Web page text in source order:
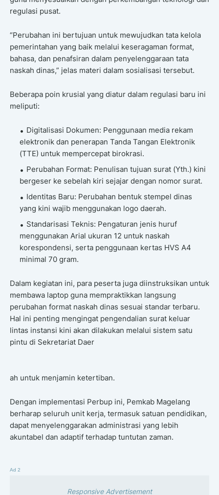
regulasi pusat.
“Perubahan ini bertujuan untuk mewujudkan tata kelola
pemerintahan yang baik melalui keseragaman format,
bahasa, dan penafsiran dalam penyelenggaraan tata
naskah dinas,” jelas materi dalam sosialisasi tersebut.
Beberapa poin krusial yang diatur dalam regulasi baru ini
meliputi:
Digitalisasi Dokumen: Penggunaan media rekam
elektronik dan penerapan Tanda Tangan Elektronik
(TTE) untuk mempercepat birokrasi.
Perubahan Format: Penulisan tujuan surat (Yth.) kini
bergeser ke sebelah kiri sejajar dengan nomor surat.
Identitas Baru: Perubahan bentuk stempel dinas
yang kini wajib menggunakan logo daerah.
Standarisasi Teknis: Pengaturan jenis huruf
menggunakan Arial ukuran 12 untuk naskah
korespondensi, serta penggunaan kertas HVS A4
minimal 70 gram.
Dalam kegiatan ini, para peserta juga diinstruksikan untuk
membawa laptop guna mempraktikkan langsung
perubahan format naskah dinas sesuai standar terbaru.
Hal ini penting mengingat pengendalian surat keluar
lintas instansi kini akan dilakukan melalui sistem satu
pintu di Sekretariat Daer
ah untuk menjamin ketertiban.
Dengan implementasi Perbup ini, Pemkab Magelang
berharap seluruh unit kerja, termasuk satuan pendidikan,
dapat menyelenggarakan administrasi yang lebih
akuntabel dan adaptif terhadap tuntutan zaman.
Ad 2
Responsive Advertisement